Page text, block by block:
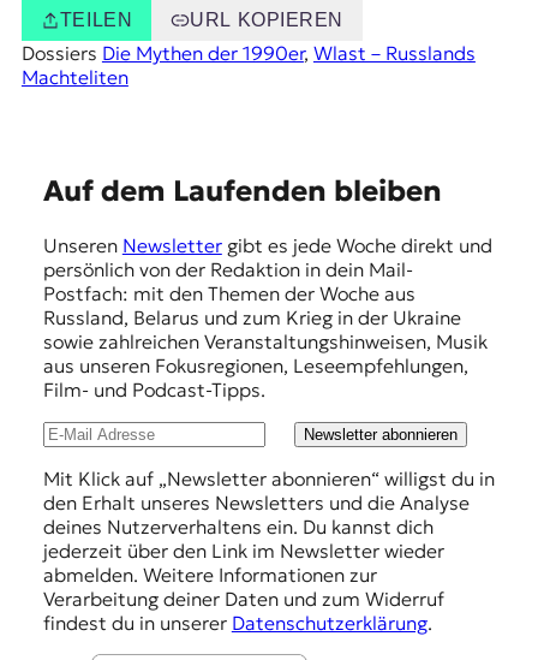
TEILEN URL KOPIEREN
Dossiers Die Mythen der 1990er, Wlast – Russlands
Machteliten
Auf dem Laufenden bleiben
Unseren Newslettergibt es jede Woche direkt und
persönlich von der Redaktion in dein Mail-
Postfach: mit den Themen der Woche aus
Russland, Belarus und zum Krieg in der Ukraine
sowie zahlreichen Veranstaltungshinweisen, Musik
aus unseren Fokusregionen, Leseempfehlungen,
Film- und Podcast-Tipps.
Newsletter abonnieren
Mit Klick auf „Newsletter abonnieren“ willigst du in
den Erhalt unseres Newsletters und die Analyse
deines Nutzerverhaltens ein. Du kannst dich
jederzeit über den Link im Newsletter wieder
abmelden. Weitere Informationen zur
Verarbeitung deiner Daten und zum Widerruf
findest du in unserer Datenschutzerklärung.